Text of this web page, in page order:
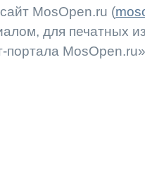
MosOpen.ru (
для печатных
портала